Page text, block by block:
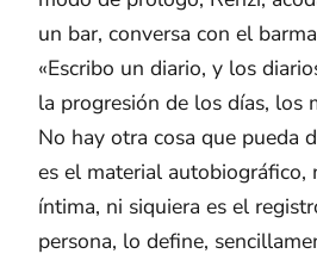
un bar, conversa con el
«Escribo un diario, y los
la progresión de los días, los
No hay otra cosa que pueda
es el material autobiográfico,
íntima, ni siquiera es el
persona, lo define,